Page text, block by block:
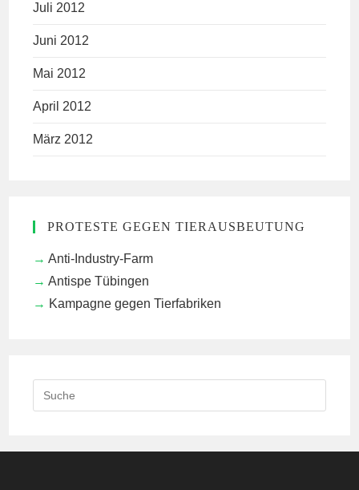
Juli 2012
Juni 2012
Mai 2012
April 2012
März 2012
PROTESTE GEGEN TIERAUSBEUTUNG
Anti-Industry-Farm
Antispe Tübingen
Kampagne gegen Tierfabriken
Search
this